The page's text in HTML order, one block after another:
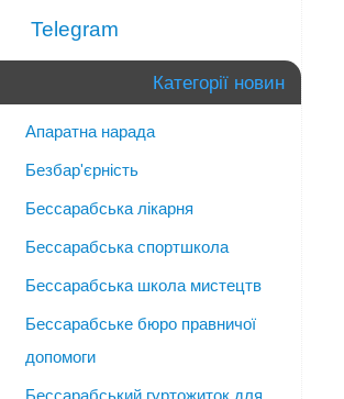
Telegram
Категорії новин
Апаратна нарада
Безбар'єрність
Бессарабська лікарня
Бессарабська спортшкола
Бессарабська школа мистецтв
Бессарабське бюро правничої
допомоги
Бессарабський гуртожиток для